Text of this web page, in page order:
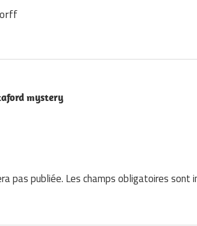
mystery
pas publiée. Les champs obligatoires sont